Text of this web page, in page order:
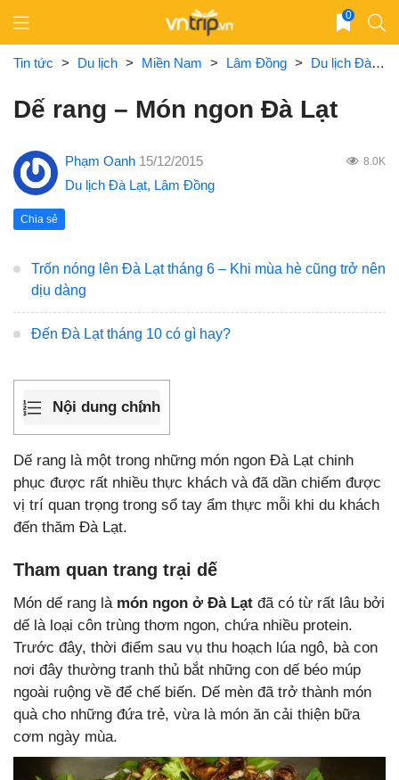
content
0
Tin tức > Du lịch > Miền Nam > Lâm Đồng > Du lịch Đà Lạt
Dế rang – Món ngon Đà Lạt
Phạm Oanh 15/12/2015 8.0K
Du lịch Đà Lạt, Lâm Đồng
Chia sẻ
Trốn nóng lên Đà Lạt tháng 6 – Khi mùa hè cũng trở nên
dịu dàng
Đến Đà Lạt tháng 10 có gì hay?
Nội dung chính
Dế rang là một trong những món ngon Đà Lạt chinh
phục được rất nhiều thực khách và đã dần chiếm được
vị trí quan trọng trong sổ tay ẩm thực mỗi khi du khách
đến thăm Đà Lạt.
Tham quan trang trại dế
Món dế rang là món ngon ở Đà Lạt đã có từ rất lâu bởi
dế là loại côn trùng thơm ngon, chứa nhiều protein.
Trước đây, thời điểm sau vụ thu hoạch lúa ngô, bà con
nơi đây thường tranh thủ bắt những con dế béo múp
ngoài ruộng về để chế biến. Dế mèn đã trở thành món
quà cho những đứa trẻ, vừa là món ăn cải thiện bữa
cơm ngày mùa.